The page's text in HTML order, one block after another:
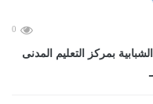
0
بمركز التعليم المدنى